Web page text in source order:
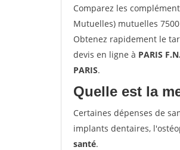
Comparez les
Mutuelles) mutuelles
Obtenez rapidement le
devis en ligne à PARIS
PARIS.
Quelle est la
Certaines dépenses de
implants dentaires,
santé.